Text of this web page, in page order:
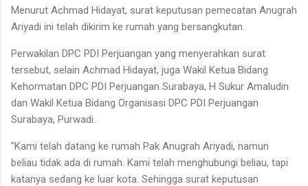
Menurut Achmad Hidayat, surat keputusan pemecatan Anugrah
Ariyadi ini telah dikirim ke rumah yang bersangkutan.
Perwakilan DPC PDI Perjuangan yang menyerahkan surat
tersebut, selain Achmad Hidayat, juga Wakil Ketua Bidang
Kehormatan DPC PDI Perjuangan Surabaya, H Sukur Amaludin
dan Wakil Ketua Bidang Organisasi DPC PDI Perjuangan
Surabaya, Purwadi.
"Kami telah datang ke rumah Pak Anugrah Ariyadi, namun
beliau tidak ada di rumah. Kami telah menghubungi beliau, tapi
katanya sedang ke luar kota. Sehingga surat keputusan